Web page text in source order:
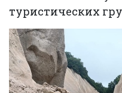
туристических